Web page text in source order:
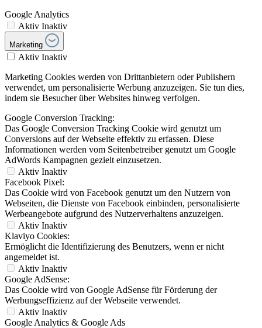
Google Analytics
Aktiv Inaktiv
Marketing
Aktiv Inaktiv
Marketing Cookies werden von Drittanbietern oder Publishern
verwendet, um personalisierte Werbung anzuzeigen. Sie tun dies,
indem sie Besucher über Websites hinweg verfolgen.
Google Conversion Tracking:
Das Google Conversion Tracking Cookie wird genutzt um
Conversions auf der Webseite effektiv zu erfassen. Diese
Informationen werden vom Seitenbetreiber genutzt um Google
AdWords Kampagnen gezielt einzusetzen.
Aktiv Inaktiv
Facebook Pixel:
Das Cookie wird von Facebook genutzt um den Nutzern von
Webseiten, die Dienste von Facebook einbinden, personalisierte
Werbeangebote aufgrund des Nutzerverhaltens anzuzeigen.
Aktiv Inaktiv
Klaviyo Cookies:
Ermöglicht die Identifizierung des Benutzers, wenn er nicht
angemeldet ist.
Aktiv Inaktiv
Google AdSense:
Das Cookie wird von Google AdSense für Förderung der
Werbungseffizienz auf der Webseite verwendet.
Aktiv Inaktiv
Google Analytics & Google Ads